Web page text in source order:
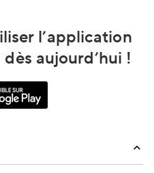
l’application
aujourd’hui !